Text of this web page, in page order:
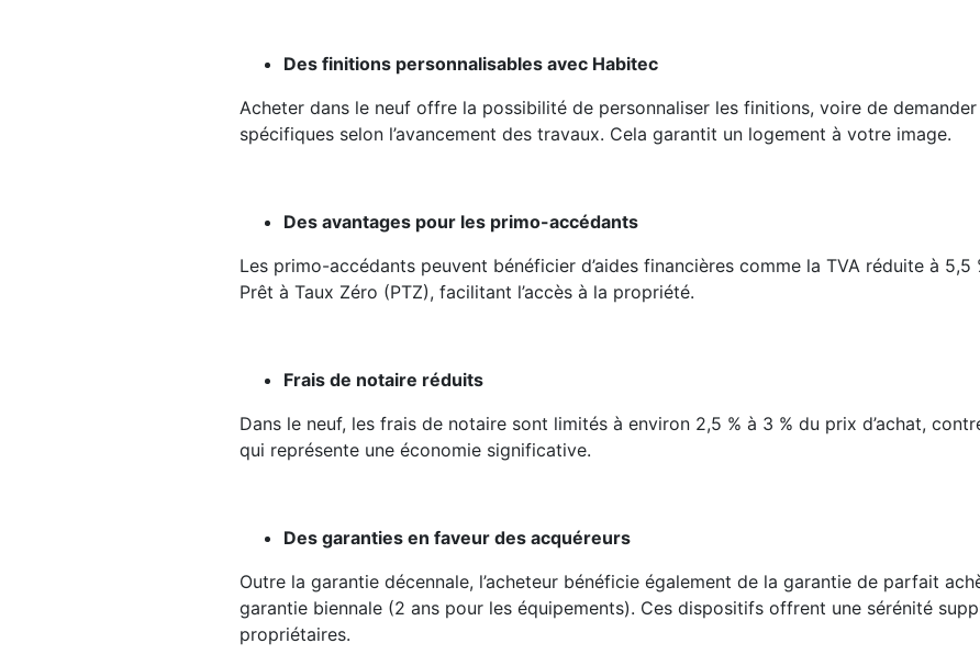
Des finitions personnalisables avec Habitec
Acheter dans le neuf offre la possibilité de personnaliser les finitions, voire de
spécifiques selon l’avancement des travaux. Cela garantit un logement à votre image.
Des avantages pour les primo-accédants
Les primo-accédants peuvent bénéficier d’aides financières comme la TVA réduite à
Prêt à Taux Zéro (PTZ), facilitant l’accès à la propriété.
Frais de notaire réduits
Dans le neuf, les frais de notaire sont limités à environ 2,5 % à 3 % du prix d’achat,
qui représente une économie significative.
Des garanties en faveur des acquéreurs
Outre la garantie décennale, l’acheteur bénéficie également de la garantie de parfait
garantie biennale (2 ans pour les équipements). Ces dispositifs offrent une sérénité
propriétaires.